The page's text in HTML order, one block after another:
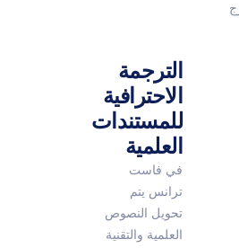
الترجمة
الاحترافية
للمستندات
العلمية
في فاست
ترانس يتم
تحويل النصوص
العلمية والتقنية